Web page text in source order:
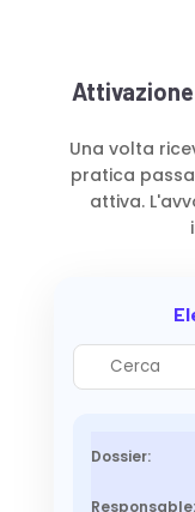
Una volta
pratica
attiva.